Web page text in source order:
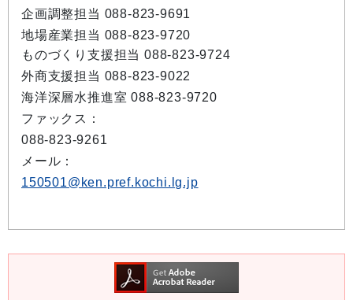
企画調整担当 088-823-9691
地場産業担当 088-823-9720
ものづくり支援担当 088-823-9724
外商支援担当 088-823-9022
海洋深層水推進室 088-823-9720
ファックス：
088-823-9261
メール：
150501@ken.pref.kochi.lg.jp